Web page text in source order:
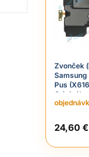
Zvonček
Samsung
Pus
Originál
24,60 €